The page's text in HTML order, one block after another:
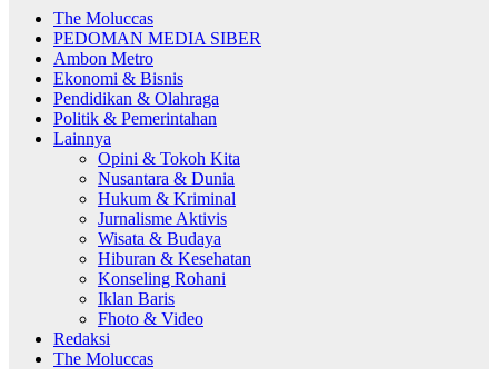
The Moluccas
PEDOMAN MEDIA SIBER
Ambon Metro
Ekonomi & Bisnis
Pendidikan & Olahraga
Politik & Pemerintahan
Lainnya
Opini & Tokoh Kita
Nusantara & Dunia
Hukum & Kriminal
Jurnalisme Aktivis
Wisata & Budaya
Hiburan & Kesehatan
Konseling Rohani
Iklan Baris
Fhoto & Video
Redaksi
The Moluccas